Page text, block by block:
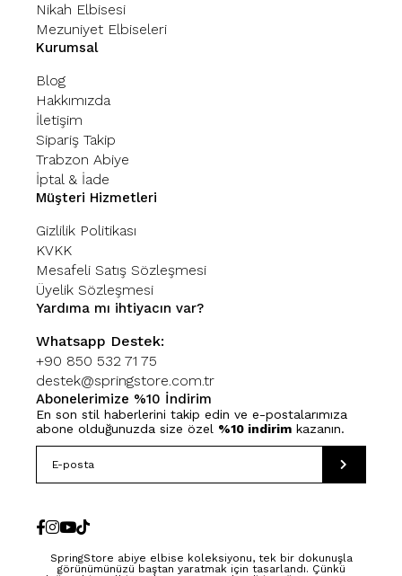
Nikah Elbisesi
Mezuniyet Elbiseleri
Kurumsal
Blog
Hakkımızda
İletişim
Sipariş Takip
Trabzon Abiye
İptal & İade
Müşteri Hizmetleri
Gizlilik Politikası
KVKK
Mesafeli Satış Sözleşmesi
Üyelik Sözleşmesi
Yardıma mı ihtiyacın var?
Whatsapp Destek:
+90 850 532 71 75
destek@springstore.com.tr
Abonelerimize %10 İndirim
En son stil haberlerini takip edin ve e-postalarımıza
abone olduğunuzda size özel %10 indirim kazanın.
SpringStore abiye elbise koleksiyonu, tek bir dokunuşla
görünümünüzü baştan yaratmak için tasarlandı. Çünkü